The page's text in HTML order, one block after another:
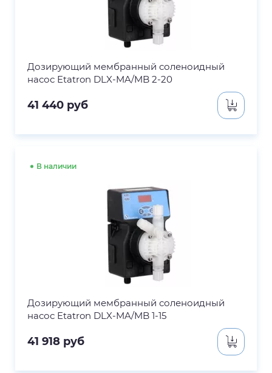
Дозирующий мембранный соленоидный
насос Etatron DLX-MA/MB 2-20
41 440 руб
В наличии
Дозирующий мембранный соленоидный
насос Etatron DLX-MA/MB 1-15
41 918 руб